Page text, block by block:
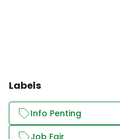
Labels
Info Penting
Job Fair